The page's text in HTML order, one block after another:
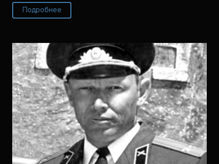
Подробнее